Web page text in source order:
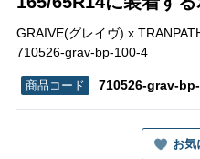
GRAIVE(グレイヴ) x
710526-grav-bp-100-4
710526-grav-
お気